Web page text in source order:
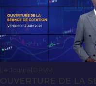
Le Journal BRVM
OUVERTURE DE LA